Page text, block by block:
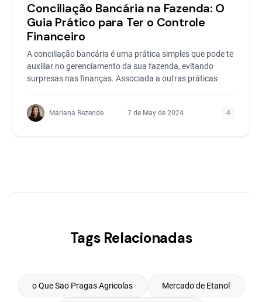
Conciliação Bancária na Fazenda: O
Guia Prático para Ter o Controle
Financeiro
A conciliação bancária é uma prática simples que pode te
auxiliar no gerenciamento da sua fazenda, evitando
surpresas nas finanças. Associada a outras práticas
Mariana Rezende 7 de May de 2024 4
Tags Relacionadas
o Que Sao Pragas Agricolas Mercado de Etanol